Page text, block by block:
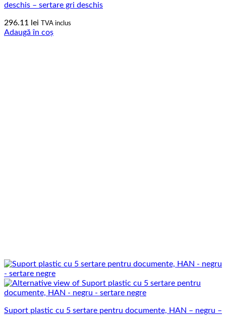
deschis – sertare gri deschis
296.11 lei TVA inclus
Adaugă în coș
Suport plastic cu 5 sertare pentru documente, HAN – negru –